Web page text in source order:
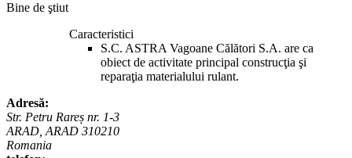
Bine de ştiut
Caracteristici
S.C. ASTRA Vagoane Călători S.A. are ca
obiect de activitate principal construcţia şi
reparaţia materialului rulant.
Adresă:
Str. Petru Rareș nr. 1-3
ARAD, ARAD 310210
Romania